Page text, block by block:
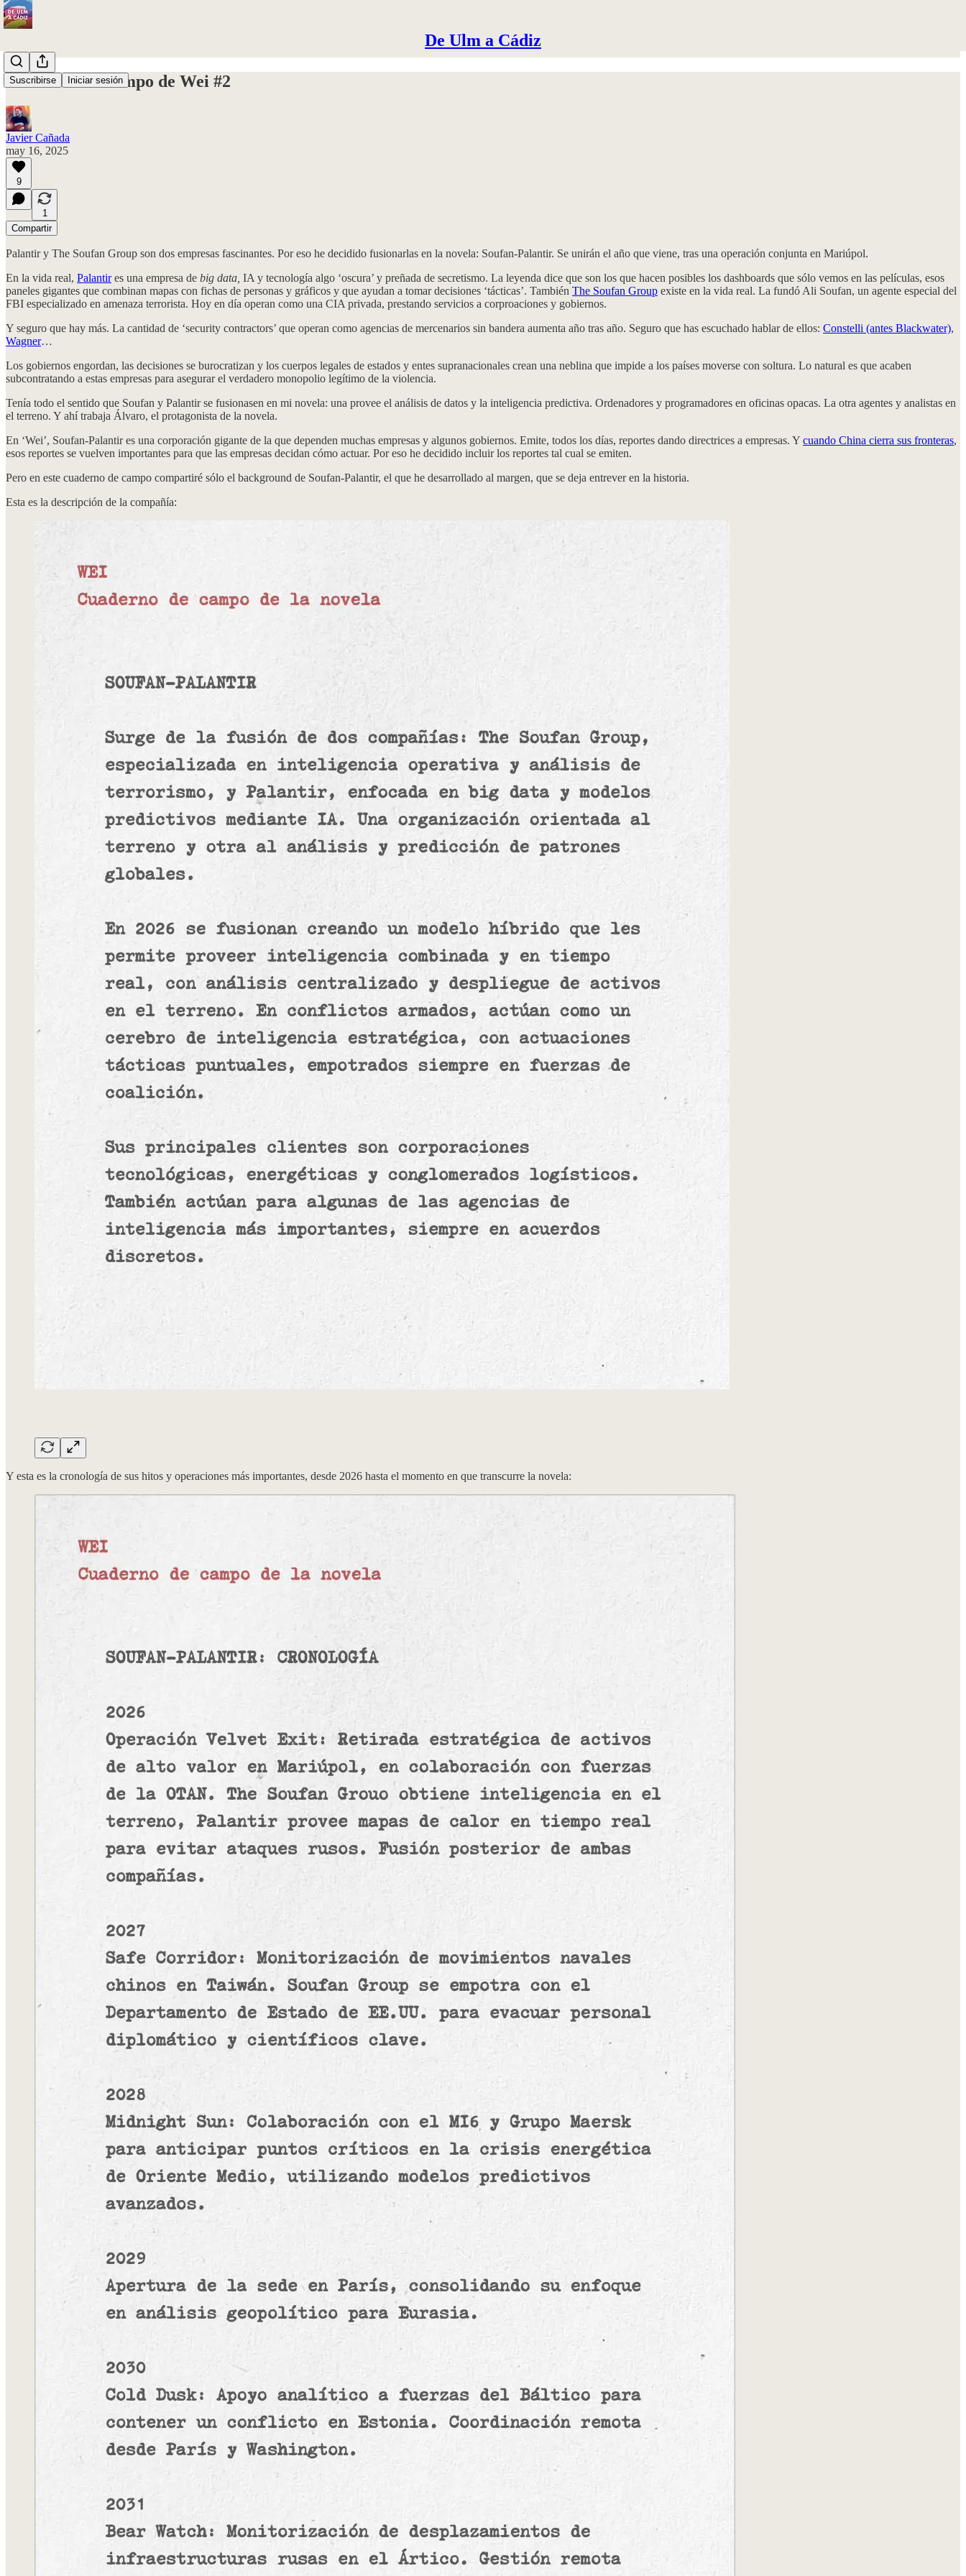
De Ulm a Cádiz
Suscribirse Iniciar sesión
Cuaderno de campo de Wei #2
Javier Cañada
may 16, 2025
9
1
Compartir
Palantir y The Soufan Group son dos empresas fascinantes. Por eso he decidido fusionarlas en la novela: Soufan-Palantir. Se unirán el año que viene, tras una operación conjunta en Mariúpol.
En la vida real, Palantires una empresa de big data, IA y tecnología algo ‘oscura’ y preñada de secretismo. La leyenda dice que son los que hacen posibles los dashboards que sólo vemos en las películas, esos
paneles gigantes que combinan mapas con fichas de personas y gráficos y que ayudan a tomar decisiones ‘tácticas’. También The Soufan Group existe en la vida real. La fundó Ali Soufan, un agente especial del
FBI especializado en amenaza terrorista. Hoy en día operan como una CIA privada, prestando servicios a corproaciones y gobiernos.
Y seguro que hay más. La cantidad de ‘security contractors’ que operan como agencias de mercenarios sin bandera aumenta año tras año. Seguro que has escuchado hablar de ellos: Constelli (antes Blackwater),
Wagner…
Los gobiernos engordan, las decisiones se burocratizan y los cuerpos legales de estados y entes supranacionales crean una neblina que impide a los países moverse con soltura. Lo natural es que acaben
subcontratando a estas empresas para asegurar el verdadero monopolio legítimo de la violencia.
Tenía todo el sentido que Soufan y Palantir se fusionasen en mi novela: una provee el análisis de datos y la inteligencia predictiva. Ordenadores y programadores en oficinas opacas. La otra agentes y analistas en
el terreno. Y ahí trabaja Álvaro, el protagonista de la novela.
En ‘Wei’, Soufan-Palantir es una corporación gigante de la que dependen muchas empresas y algunos gobiernos. Emite, todos los días, reportes dando directrices a empresas. Y cuando China cierra sus fronteras,
esos reportes se vuelven importantes para que las empresas decidan cómo actuar. Por eso he decidido incluir los reportes tal cual se emiten.
Pero en este cuaderno de campo compartiré sólo el background de Soufan-Palantir, el que he desarrollado al margen, que se deja entrever en la historia.
Esta es la descripción de la compañía:
Y esta es la cronología de sus hitos y operaciones más importantes, desde 2026 hasta el momento en que transcurre la novela: